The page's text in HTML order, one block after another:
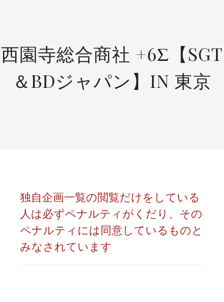
西園寺総合商社 +6Σ【SGT
＆BDジャパン】IN 東京
独自企画一覧の閲覧だけをしている
人は必ずペナルティがくだり、その
ペナルティには同意しているものと
みなされています